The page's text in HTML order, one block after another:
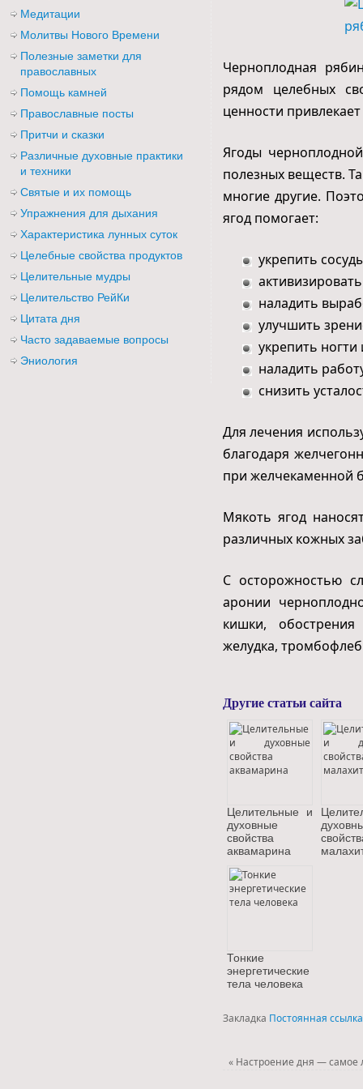
Черноплодная
рядом целебных
ценности
Ягоды
полезных веществ.
многие другие.
ягод помогает:
укрепить
наладить
улучшить
укрепить
наладить
снизить
Для лечения
благодаря
при желчекаменной
Мякоть ягод
различных кожных
С осторожностью
аронии
кишки,
желудка,
Другие статьи сайта
Целительные и
духовные
свойства
аквамарина
Тонкие
энергетические
тела человека
Закладка Постоянная ссылка
«Настроение дня — самое
Медитации
Молитвы Нового Времени
Полезные заметки для
православных
Помощь камней
Православные посты
Притчи и сказки
Различные духовные практики
и техники
Святые и их помощь
Упражнения для дыхания
Характеристика лунных суток
Целебные свойства продуктов
Целительные мудры
Целительство РейКи
Цитата дня
Часто задаваемые вопросы
Эниология